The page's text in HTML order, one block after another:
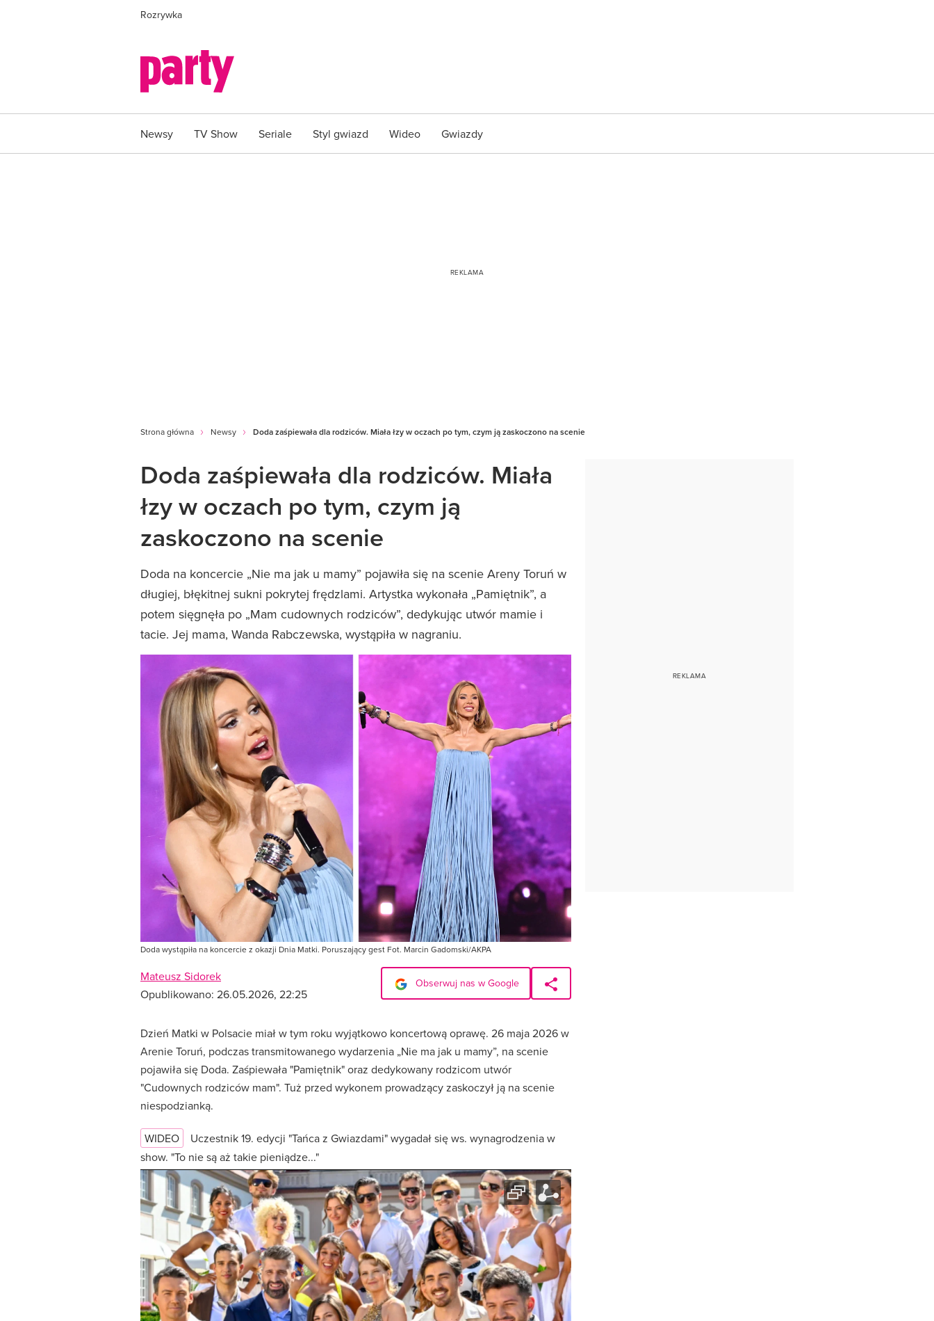
Rozrywka
Newsy TV Show Seriale Styl gwiazd Wideo Gwiazdy
Strona główna Newsy Doda zaśpiewała dla rodziców. Miała łzy w oczach po tym, czym ją zaskoczono na scenie
Doda zaśpiewała dla rodziców. Miała
łzy w oczach po tym, czym ją
zaskoczono na scenie
Doda na koncercie „Nie ma jak u mamy” pojawiła się na scenie Areny Toruń w
długiej, błękitnej sukni pokrytej frędzlami. Artystka wykonała „Pamiętnik”, a
potem sięgnęła po „Mam cudownych rodziców”, dedykując utwór mamie i
tacie. Jej mama, Wanda Rabczewska, wystąpiła w nagraniu.
Doda wystąpiła na koncercie z okazji Dnia Matki. Poruszający gest Fot. Marcin Gadomski/AKPA
Mateusz Sidorek
Opublikowano: 26.05.2026, 22:25
Obserwuj nas w Google
Dzień Matki w Polsacie miał w tym roku wyjątkowo koncertową oprawę. 26 maja 2026 w
Arenie Toruń, podczas transmitowanego wydarzenia „Nie ma jak u mamy”, na scenie
pojawiła się Doda. Zaśpiewała "Pamiętnik" oraz dedykowany rodzicom utwór
"Cudownych rodziców mam". Tuż przed wykonem prowadzący zaskoczył ją na scenie
niespodzianką.
WIDEO
Uczestnik 19. edycji "Tańca z Gwiazdami" wygadał się ws. wynagrodzenia w
show. "To nie są aż takie pieniądze..."